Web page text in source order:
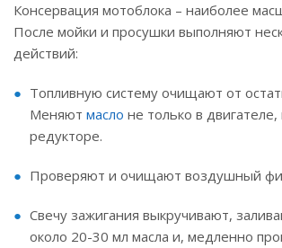
Консервация мотоблока – наиболее
После мойки и просушки выполняют
действий:
Топливную систему очищают от
Меняют масло не только в двигателе,
редукторе.
Проверяют и очищают воздушный
Свечу зажигания выкручивают,
около 20-30 мл масла и, медленно